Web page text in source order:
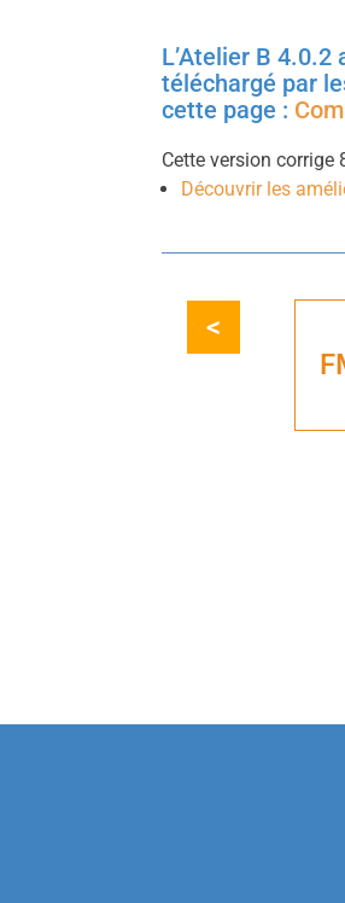
L’Atelier B
téléchargé par
cette page :
Cette version
Découvrir les